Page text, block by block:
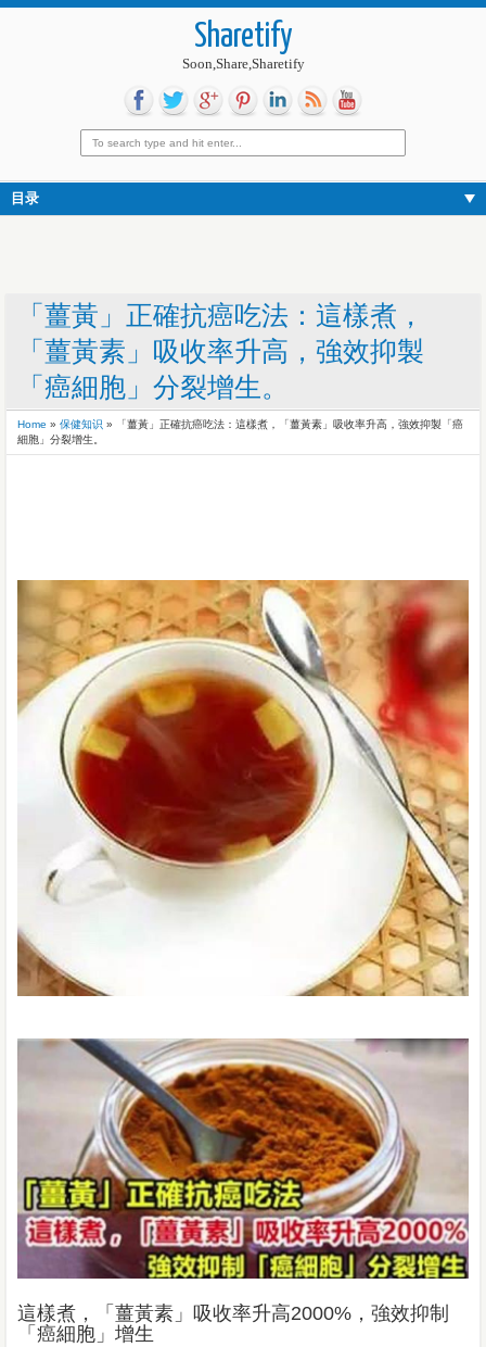
Sharetify
Soon,Share,Sharetify
目录
「薑黃」正確抗癌吃法：這樣煮，
「薑黃素」吸收率升高，強效抑製
「癌細胞」分裂增生。
Home » 保健知识 »
「薑黃」正確抗癌吃法：這樣煮，「薑黃素」吸收率升高，強效抑製「癌
細胞」分裂增生。
這樣煮，「薑黃素」吸收率升高2000%，強效抑制
「癌細胞」增生